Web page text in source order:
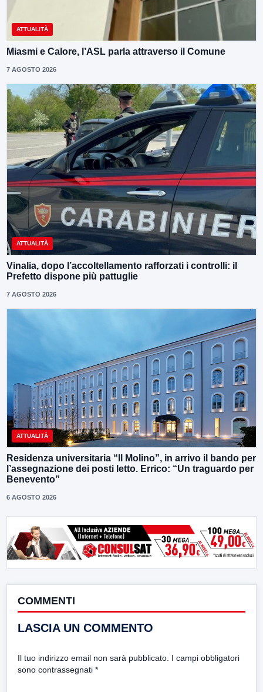
ATTUALITÀ
Miasmi e Calore, l’ASL parla attraverso il Comune
7 AGOSTO 2026
ATTUALITÀ
Vinalia, dopo l’accoltellamento rafforzati i controlli: il
Prefetto dispone più pattuglie
7 AGOSTO 2026
ATTUALITÀ
Residenza universitaria “Il Molino”, in arrivo il bando per
l’assegnazione dei posti letto. Errico: “Un traguardo per
Benevento”
6 AGOSTO 2026
COMMENTI
LASCIA UN COMMENTO
Il tuo indirizzo email non sarà pubblicato. I campi obbligatori
sono contrassegnati *